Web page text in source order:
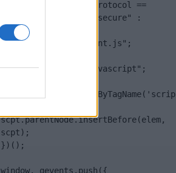
(document.location.protocol ==
"https:" ? "https://secure" :
"http://edge") +
".quantserve.com/quant.js";
elem.type = "text/javascript";
document.getElementsByTagName('scrip
scpt.parentNode.insertBefore(elem,
scpt);
})();
window._qevents.push({